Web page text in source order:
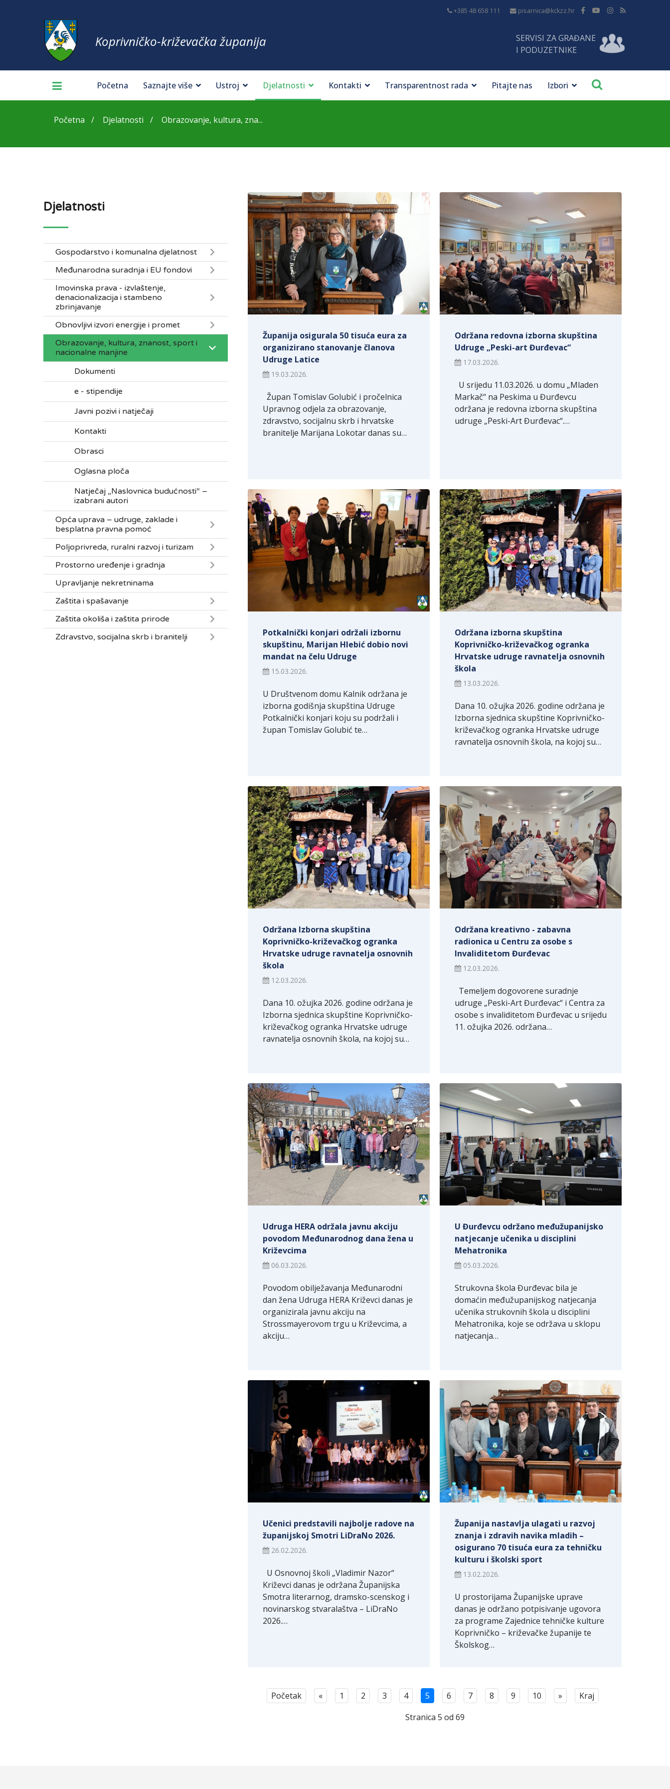
+385 48 658 111 pisarnica@kckzz.hr
Koprivničko-križevačka županija
SERVISI ZA GRAĐANE
I PODUZETNIKE
Početna Saznajte više Ustroj Djelatnosti Kontakti Transparentnost rada Pitajte nas Izbori
Početna Djelatnosti Obrazovanje, kultura, zna...
Djelatnosti
Gospodarstvo i komunalna djelatnost
Međunarodna suradnja i EU fondovi
Imovinska prava - izvlaštenje,
denacionalizacija i stambeno
zbrinjavanje
Obnovljivi izvori energije i promet
Obrazovanje, kultura, znanost, sport i
nacionalne manjine
Dokumenti
e - stipendije
Javni pozivi i natječaji
Kontakti
Obrasci
Oglasna ploča
Natječaj „Naslovnica budućnosti“ –
izabrani autori
Opća uprava – udruge, zaklade i
besplatna pravna pomoć
Poljoprivreda, ruralni razvoj i turizam
Prostorno uređenje i gradnja
Upravljanje nekretninama
Zaštita i spašavanje
Zaštita okoliša i zaštita prirode
Zdravstvo, socijalna skrb i branitelji
Županija osigurala 50 tisuća eura za
organizirano stanovanje članova
Udruge Latice
19.03.2026.
Župan Tomislav Golubić i pročelnica
Upravnog odjela za obrazovanje,
zdravstvo, socijalnu skrb i hrvatske
branitelje Marijana Lokotar danas su…
Održana redovna izborna skupština
Udruge „Peski-art Đurđevac“
17.03.2026.
U srijedu 11.03.2026. u domu „Mladen
Markač“ na Peskima u Đurđevcu
održana je redovna izborna skupština
udruge „Peski-Art Đurđevac“.…
Potkalnički konjari održali izbornu
skupštinu, Marijan Hlebić dobio novi
mandat na čelu Udruge
15.03.2026.
U Društvenom domu Kalnik održana je
izborna godišnja skupština Udruge
Potkalnički konjari koju su podržali i
župan Tomislav Golubić te…
Održana izborna skupština
Koprivničko-križevačkog ogranka
Hrvatske udruge ravnatelja osnovnih
škola
13.03.2026.
Dana 10. ožujka 2026. godine održana je
Izborna sjednica skupštine Koprivničko-
križevačkog ogranka Hrvatske udruge
ravnatelja osnovnih škola, na kojoj su…
Održana Izborna skupština
Koprivničko-križevačkog ogranka
Hrvatske udruge ravnatelja osnovnih
škola
12.03.2026.
Dana 10. ožujka 2026. godine održana je
Izborna sjednica skupštine Koprivničko-
križevačkog ogranka Hrvatske udruge
ravnatelja osnovnih škola, na kojoj su…
Održana kreativno - zabavna
radionica u Centru za osobe s
Invaliditetom Đurđevac
12.03.2026.
Temeljem dogovorene suradnje
udruge „Peski-Art Đurđevac“ i Centra za
osobe s invaliditetom Đurđevac u srijedu
11. ožujka 2026. održana…
Udruga HERA održala javnu akciju
povodom Međunarodnog dana žena u
Križevcima
06.03.2026.
Povodom obilježavanja Međunarodni
dan žena Udruga HERA Križevci danas je
organizirala javnu akciju na
Strossmayerovom trgu u Križevcima, a
akciju…
U Đurđevcu održano međužupanijsko
natjecanje učenika u disciplini
Mehatronika
05.03.2026.
Strukovna škola Đurđevac bila je
domaćin međužupanijskog natjecanja
učenika strukovnih škola u disciplini
Mehatronika, koje se održava u sklopu
natjecanja…
Učenici predstavili najbolje radove na
županijskoj Smotri LiDraNo 2026.
26.02.2026.
U Osnovnoj školi „Vladimir Nazor“
Križevci danas je održana Županijska
Smotra literarnog, dramsko-scenskog i
novinarskog stvaralaštva – LiDraNo
2026.…
Županija nastavlja ulagati u razvoj
znanja i zdravih navika mladih –
osigurano 70 tisuća eura za tehničku
kulturu i školski sport
13.02.2026.
U prostorijama Županijske uprave
danas je održano potpisivanje ugovora
za programe Zajednice tehničke kulture
Koprivničko – križevačke županije te
Školskog…
Početak « 1 2 3 4 5 6 7 8 9 10 »
Kraj
Stranica 5 od 69